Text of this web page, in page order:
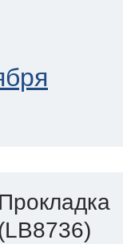
Прокладка